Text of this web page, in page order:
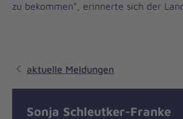
zu bekommen", erinnerte sich der
aktuelle Meldungen
Sonja Schleutker-Franke